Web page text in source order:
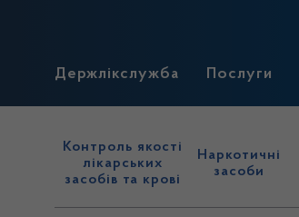
Держлікслужба Послуги
Контроль якості
лікарських
засобів та крові
Наркотичні
засоби